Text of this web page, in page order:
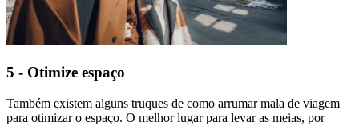
5 - Otimize espaço
Também existem alguns truques de como arrumar mala de viagem
para otimizar o espaço. O melhor lugar para levar as meias, por